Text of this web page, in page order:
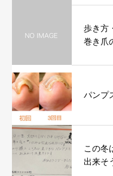
歩き方
巻き爪
パンプ
この冬
出来そ